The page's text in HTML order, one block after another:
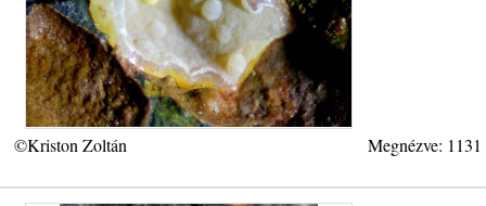
©Kriston Zoltán Megnézve: